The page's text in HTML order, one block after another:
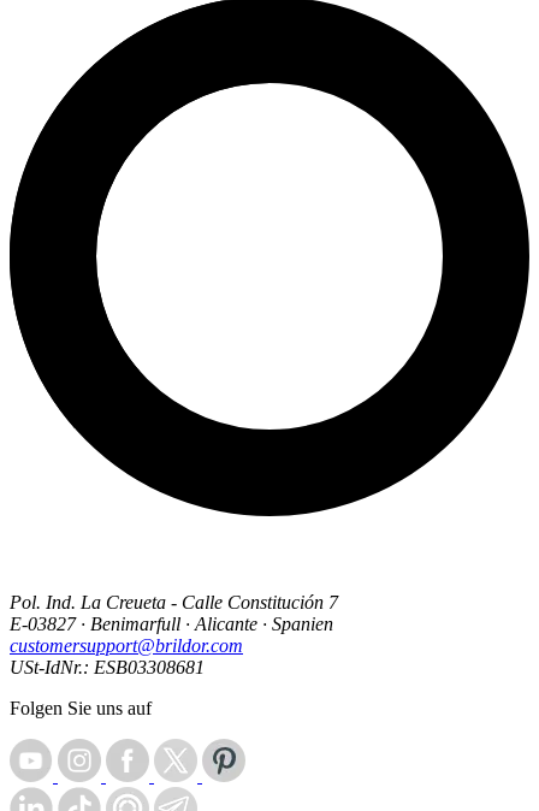
Pol. Ind. La Creueta - Calle Constitución 7
E-03827 · Benimarfull · Alicante · Spanien
customersupport@brildor.com
USt-IdNr.: ESB03308681
Folgen Sie uns auf